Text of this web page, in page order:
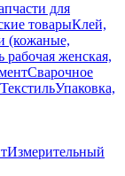
для
товарыКлей,
(кожаные,
рабочая женская,
Сварочное
ТекстильУпаковка,
Измерительный